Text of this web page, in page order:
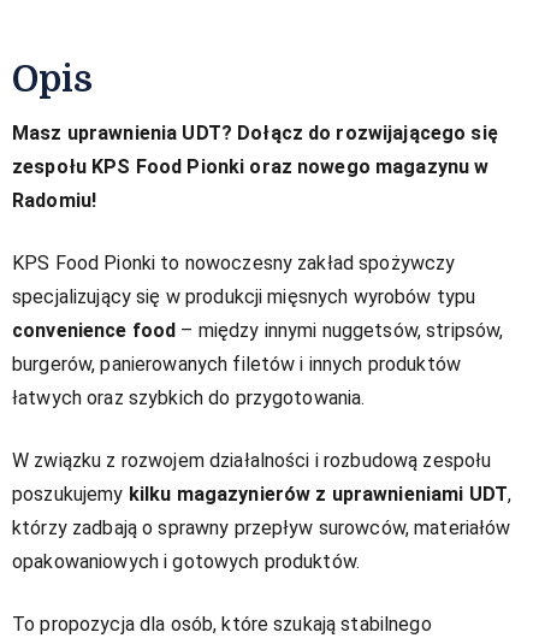
Opis
Masz uprawnienia UDT? Dołącz do rozwijającego się
zespołu KPS Food Pionki oraz nowego magazynu w
Radomiu!
KPS Food Pionki to nowoczesny zakład spożywczy
specjalizujący się w produkcji mięsnych wyrobów typu
convenience food – między innymi nuggetsów, stripsów,
burgerów, panierowanych filetów i innych produktów
łatwych oraz szybkich do przygotowania.
W związku z rozwojem działalności i rozbudową zespołu
poszukujemy kilku magazynierów z uprawnieniami UDT,
którzy zadbają o sprawny przepływ surowców, materiałów
opakowaniowych i gotowych produktów.
To propozycja dla osób, które szukają stabilnego